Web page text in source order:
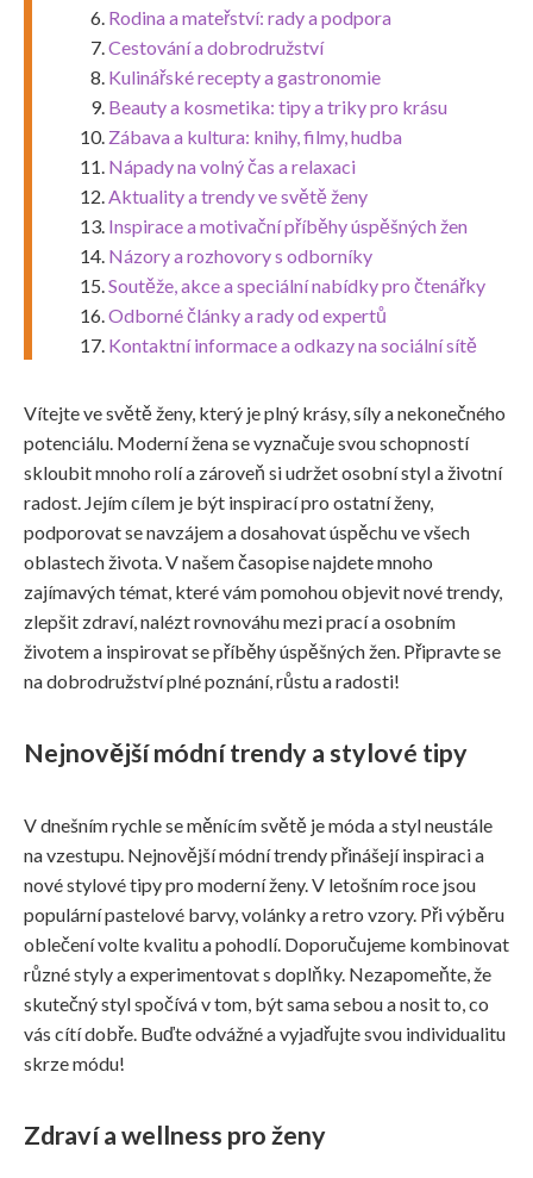
Rodina a mateřství: rady a podpora
Cestování a dobrodružství
Kulinářské recepty a gastronomie
Beauty a kosmetika: tipy a triky pro krásu
Zábava a kultura: knihy, filmy, hudba
Nápady na volný čas a relaxaci
Aktuality a trendy ve světě ženy
Inspirace a motivační příběhy úspěšných žen
Názory a rozhovory s odborníky
Soutěže, akce a speciální nabídky pro čtenářky
Odborné články a rady od expertů
Kontaktní informace a odkazy na sociální sítě
Vítejte ve světě ženy, který je plný krásy, síly a nekonečného
potenciálu. Moderní žena se vyznačuje svou schopností
skloubit mnoho rolí a zároveň si udržet osobní styl a životní
radost. Jejím cílem je být inspirací pro ostatní ženy,
podporovat se navzájem a dosahovat úspěchu ve všech
oblastech života. V našem časopise najdete mnoho
zajímavých témat, které vám pomohou objevit nové trendy,
zlepšit zdraví, nalézt rovnováhu mezi prací a osobním
životem a inspirovat se příběhy úspěšných žen. Připravte se
na dobrodružství plné poznání, růstu a radosti!
Nejnovější módní trendy a stylové tipy
V dnešním rychle se měnícím světě je móda a styl neustále
na vzestupu. Nejnovější módní trendy přinášejí inspiraci a
nové stylové tipy pro moderní ženy. V letošním roce jsou
populární pastelové barvy, volánky a retro vzory. Při výběru
oblečení volte kvalitu a pohodlí. Doporučujeme kombinovat
různé styly a experimentovat s doplňky. Nezapomeňte, že
skutečný styl spočívá v tom, být sama sebou a nosit to, co
vás cítí dobře. Buďte odvážné a vyjadřujte svou individualitu
skrze módu!
Zdraví a wellness pro ženy